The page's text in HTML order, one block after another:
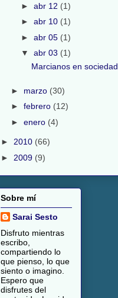
► abr 12 (1)
► abr 10 (1)
► abr 05 (1)
▼ abr 03 (1)
Marcianos en sociedad
► marzo (30)
► febrero (12)
► enero (4)
► 2010 (66)
► 2009 (9)
Sobre mí
Sarai Sesto
Disfruto mientras
escribo,
compartiendo lo
que pienso, lo que
siento o imagino.
Espero que
disfrutes del